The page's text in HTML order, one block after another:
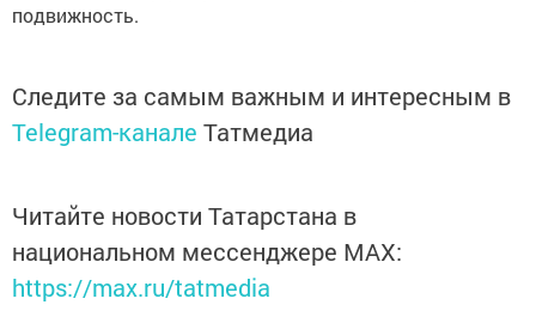
подвижность.
Следите за самым важным и интересным в
Telegram-канале Татмедиа
Читайте новости Татарстана в
национальном мессенджере MАХ:
https://max.ru/tatmedia